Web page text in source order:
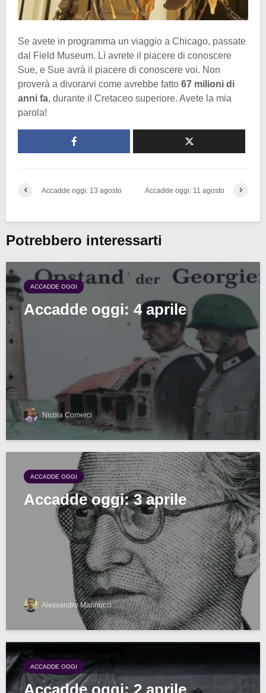
Se avete in programma un viaggio a Chicago, passate
dal Field Museum. Lì avrete il piacere di conoscere
Sue, e Sue avrà il piacere di conoscere voi. Non
proverà a divorarvi come avrebbe fatto 67 milioni di
anni fa, durante il Cretaceo superiore. Avete la mia
parola!
Accadde oggi: 13 agosto Accadde oggi: 11 agosto
Potrebbero interessarti
ACCADDE OGGI
Accadde oggi: 4 aprile
Nicola Comerci
ACCADDE OGGI
Accadde oggi: 3 aprile
Alessandro Marinucci
ACCADDE OGGI